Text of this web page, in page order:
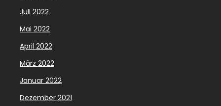
Juli 2022
Mai 2022
April 2022
März 2022
Januar 2022
Dezember 2021